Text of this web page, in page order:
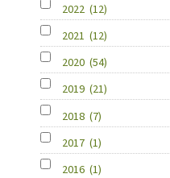
2022 (12)
2021 (12)
2020 (54)
2019 (21)
2018 (7)
2017 (1)
2016 (1)